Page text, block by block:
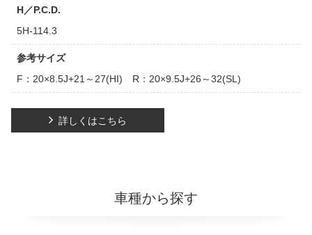
H／P.C.D.
5H-114.3
参考サイズ
F：20×8.5J+21～27(HI) R：20×9.5J+26～32(SL)
詳しくはこちら
車種から探す